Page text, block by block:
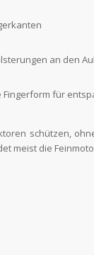
an den
Fingerform für
schützen,
meist die